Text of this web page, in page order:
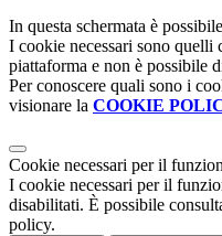
In questa schermata è
I cookie necessari sono quelli
piattaforma e non è possibile
Per conoscere quali sono i
visionare la COOKIE
Cookie necessari per il
I cookie necessari per il
disabilitati. È possibile
policy.